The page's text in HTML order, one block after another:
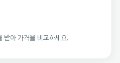
받아 가격을 비교하세요.